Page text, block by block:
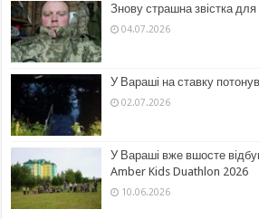
Знову страшна звістка
04.07.2026
У Вараші на ставку
02.07.2026
У Вараші вже вшосте
Amber Kids Duathlon 2026
10.06.2026